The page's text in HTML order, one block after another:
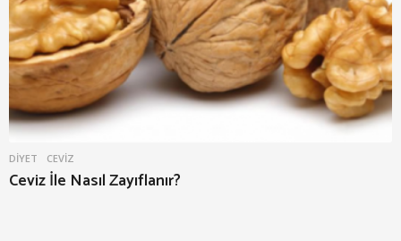
DIYET CEVIZ
Ceviz İle Nasıl Zayıflanır?